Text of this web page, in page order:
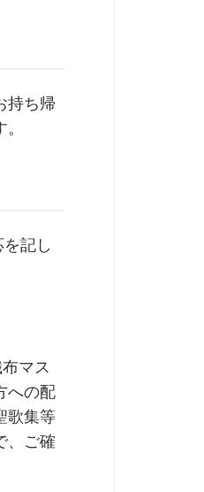
持ち帰
記し
マス
への配
歌集等
、ご確